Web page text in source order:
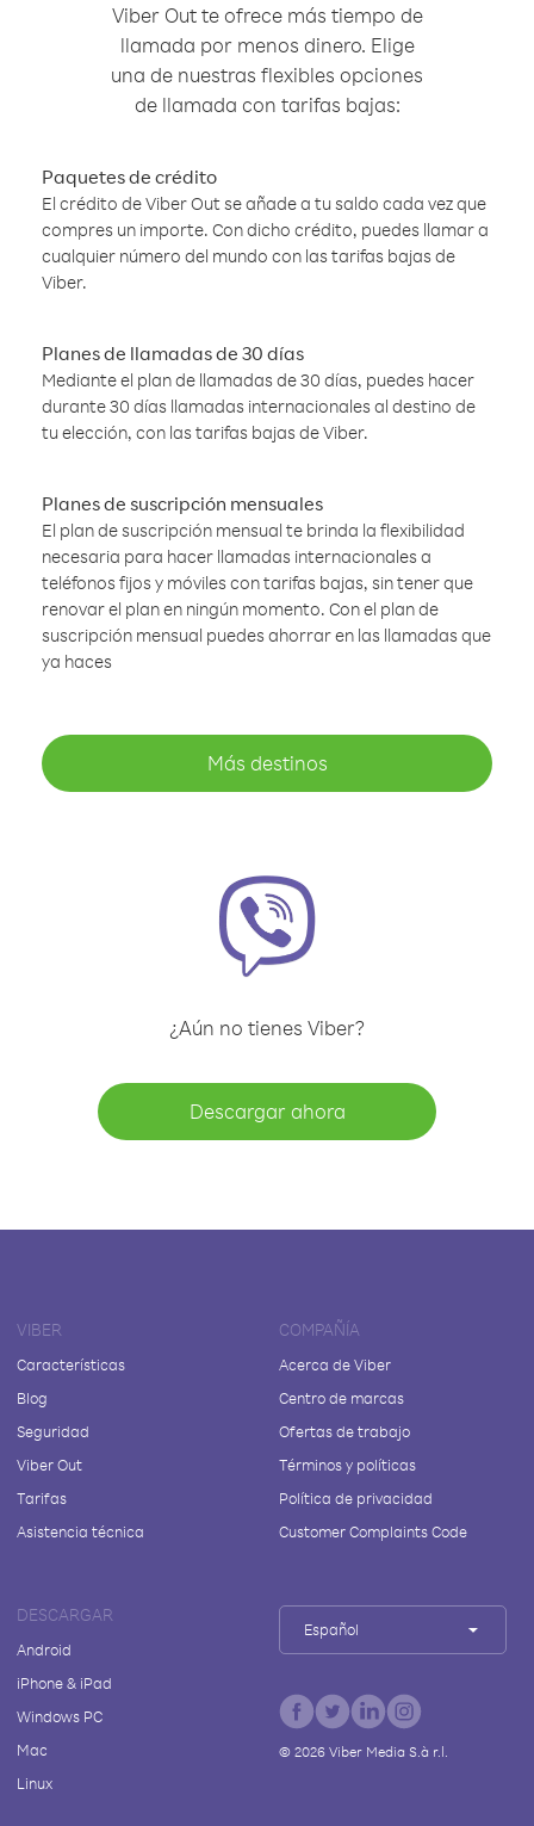
Viber Out te ofrece más tiempo de
llamada por menos dinero. Elige
una de nuestras flexibles opciones
de llamada con tarifas bajas:
Paquetes de crédito
El crédito de Viber Out se añade a tu saldo cada vez que
compres un importe. Con dicho crédito, puedes llamar a
cualquier número del mundo con las tarifas bajas de
Viber.
Planes de llamadas de 30 días
Mediante el plan de llamadas de 30 días, puedes hacer
durante 30 días llamadas internacionales al destino de
tu elección, con las tarifas bajas de Viber.
Planes de suscripción mensuales
El plan de suscripción mensual te brinda la flexibilidad
necesaria para hacer llamadas internacionales a
teléfonos fijos y móviles con tarifas bajas, sin tener que
renovar el plan en ningún momento. Con el plan de
suscripción mensual puedes ahorrar en las llamadas que
ya haces
Más destinos
¿Aún no tienes Viber?
Descargar ahora
VIBER
Características
Blog
Seguridad
Viber Out
Tarifas
Asistencia técnica
COMPAÑÍA
Acerca de Viber
Centro de marcas
Ofertas de trabajo
Términos y políticas
Política de privacidad
Customer Complaints Code
DESCARGAR
Android
iPhone & iPad
Windows PC
Mac
Linux
Español
© 2026Viber Media S.à r.l.